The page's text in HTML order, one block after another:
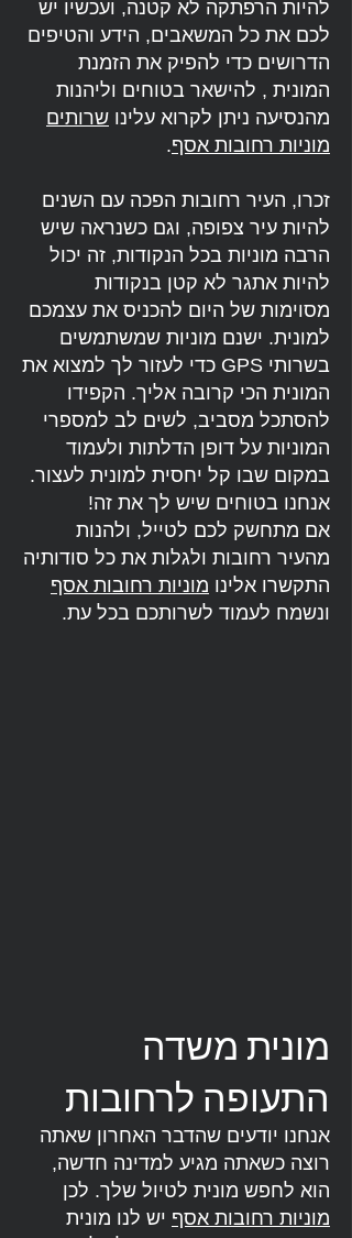
להיות הרפתקה לא קטנה, ועכשיו יש
לכם את כל המשאבים, הידע והטיפים
הדרושים כדי להפיק את הזמנת
המונית , להישאר בטוחים וליהנות
מהנסיעה ניתן לקרוא עלינו שרותים
מוניות רחובות אסף.
זכרו, העיר רחובות הפכה עם השנים
להיות עיר צפופה, וגם כשנראה שיש
הרבה מוניות בכל הנקודות, זה יכול
להיות אתגר לא קטן בנקודות
מסוימות של היום להכניס את עצמכם
למונית. ישנם מוניות שמשתמשים
בשרותי GPS כדי לעזור לך למצוא את
המונית הכי קרובה אליך. הקפידו
להסתכל מסביב, לשים לב למספרי
המוניות על דופן הדלתות ולעמוד
במקום שבו קל יחסית למונית לעצור.
אנחנו בטוחים שיש לך את זה!
אם מתחשק לכם לטייל, ולהנות
מהעיר רחובות ולגלות את כל סודותיה
התקשרו אלינו מוניות רחובות אסף
ונשמח לעמוד לשרותכם בכל עת.
מונית משדה
התעופה לרחובות
אנחנו יודעים שהדבר האחרון שאתה
רוצה כשאתה מגיע למדינה חדשה,
הוא לחפש מונית לטיול שלך. לכן
מוניות רחובות אסף יש לנו מונית